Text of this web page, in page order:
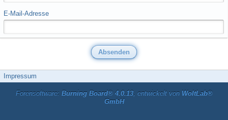
E-Mail-Adresse
Impressum
Forensoftware: Burning Board® 4.0.13, entwickelt von WoltLab®
GmbH